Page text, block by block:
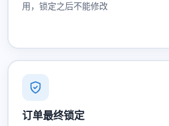
用，锁定之后不能修改
订单最终锁定